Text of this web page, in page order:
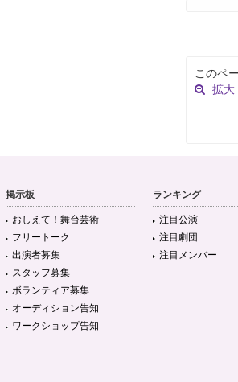
このペ
拡大
掲示板
おしえて！舞台芸術
フリートーク
出演者募集
スタッフ募集
ボランティア募集
オーディション告知
ワークショップ告知
ランキング
注目公演
注目劇団
注目メンバー